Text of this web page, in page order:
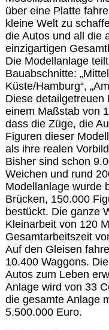
über eine Platte
kleine Welt zu
die Autos und all die
einzigartigen
Die Modellanlage
Bauabschnitte:
Küste/Hamburg“,
Diese detailgetreuen
einem Maßstab von
dass die Züge, die
Figuren dieser
als ihre realen
Bisher sind schon
Weichen und rund
Modellanlage wurde
Brücken, 150.000
bestückt. Die ganze
Kleinarbeit von 120
Gesamtarbeitszeit
Auf den Gleisen
10.400 Waggons.
Autos zum Leben
Anlage wird von 33
die gesamte Anlage
5.500.000 Euro.